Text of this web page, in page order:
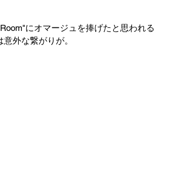
にオマージュを捧げたと思われる
外な繋がりが。